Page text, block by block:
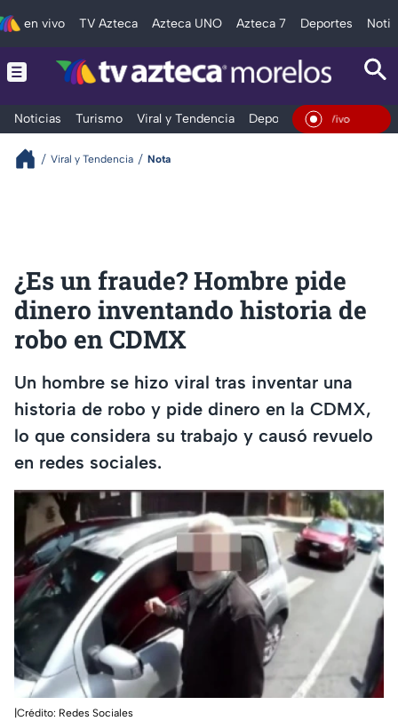
en vivo TV Azteca Azteca UNO Azteca 7 Deportes
Noticias Turismo Viral y Tendencia Deportes Espectáculos
En Vivo
Viral y Tendencia Nota
¿Es un fraude? Hombre pide
dinero inventando historia de
robo en CDMX
Un hombre se hizo viral tras inventar una
historia de robo y pide dinero en la CDMX,
lo que considera su trabajo y causó revuelo
en redes sociales.
|Crédito: Redes Sociales